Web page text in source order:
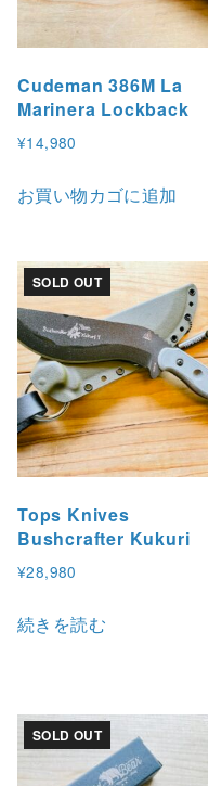
Cudeman 386M La
Marinera Lockback
¥14,980
お買い物カゴに追加
SOLD OUT
Tops Knives
Bushcrafter Kukuri
¥28,980
続きを読む
SOLD OUT